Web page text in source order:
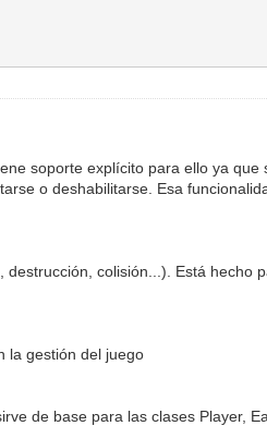
soporte explícito para ello ya que
o deshabilitarse. Esa
colisión...). Está hecho
la gestión del juego
de base para las clases Player,